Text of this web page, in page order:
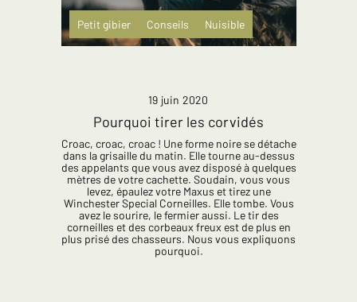
Petit gibier Conseils Nuisible
19 juin 2020
Pourquoi tirer les corvidés
Croac, croac, croac ! Une forme noire se détache
dans la grisaille du matin. Elle tourne au-dessus
des appelants que vous avez disposé à quelques
mètres de votre cachette. Soudain, vous vous
levez, épaulez votre Maxus et tirez une
Winchester Special Corneilles. Elle tombe. Vous
avez le sourire, le fermier aussi. Le tir des
corneilles et des corbeaux freux est de plus en
plus prisé des chasseurs. Nous vous expliquons
pourquoi.